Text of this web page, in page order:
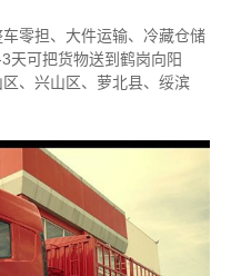
零担、大件运输、冷藏仓储
天可把货物送到鹤岗向阳
、兴山区、萝北县、绥滨